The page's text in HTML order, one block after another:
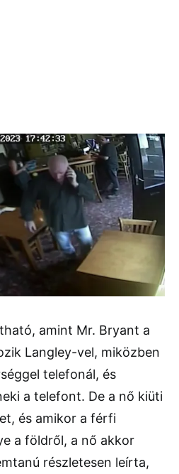
amint Mr. Bryant a
Langley-vel, miközben
telefonál, és
a telefont. De a nő kiüti
és amikor a férfi
a földről, a nő akkor
részletesen leírta,